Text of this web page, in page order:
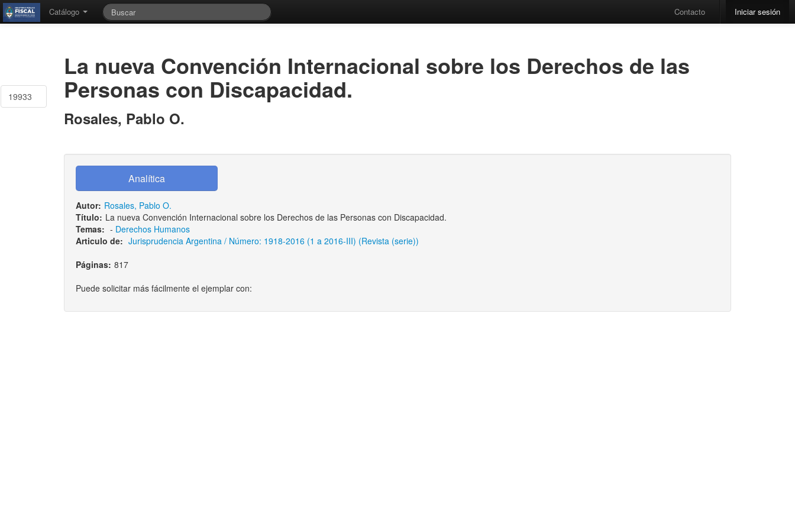
Catálogo Contacto Iniciar sesión
19933
La nueva Convención Internacional sobre los Derechos de las
Personas con Discapacidad.
Rosales, Pablo O.
Autor: Rosales, Pablo O.
Título: La nueva Convención Internacional sobre los Derechos de las Personas con Discapacidad.
Temas: - Derechos Humanos
Articulo de: Jurisprudencia Argentina / Número: 1918-2016 (1 a 2016-III) (Revista (serie))
Páginas: 817
Puede solicitar más fácilmente el ejemplar con: